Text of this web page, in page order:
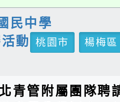
民中學
動
桃園市
楊梅區
青管附屬團隊聘